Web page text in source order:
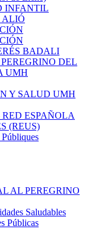
INFANTIL
ALIÓ
BADALI
DEL
UMH
Y SALUD UMH
ESPAÑOLA
(REUS)
AL PEREGRINO
Saludables
Públicas